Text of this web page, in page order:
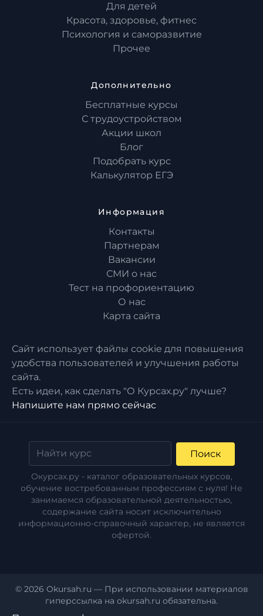
Для детей
Красота, здоровье, фитнес
Психология и саморазвитие
Прочее
Дополнительно
Бесплатные курсы
С трудоустройством
Акции школ
Блог
Подобрать курс
Калькулятор ЕГЭ
Информация
Контакты
Партнерам
Вакансии
СМИ о нас
Тест на профориентацию
О нас
Карта сайта
Сайт использует файлы cookie для повышения
удобства пользователей и улучшения работы
сайта.
Есть идеи, как сделать "О Курсах.ру" лучше?
Напишите нам прямо сейчас
Поиск
Окурсах.ру - каталог образовательных курсов,
обучение востребованным профессиям с нуля! Не
занимаемся образовательной деятельностью,
содержание сайта носит исключительно
информационно-справочный характер, не является
офертой.
© 2026 Okursah.ru — При использовании материалов
гиперссылка на okursah.ru обязательна.